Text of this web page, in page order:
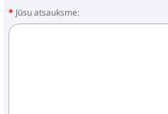
Jūsu atsauksme: